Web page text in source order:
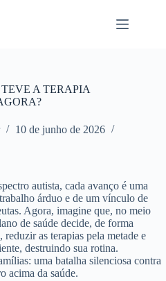
A TERAPIA
10 de junho de 2026
autista, cada avanço é uma
árduo e de um vínculo de
Agora, imagine que, no meio
de saúde decide, de forma
as terapias pela metade e
destruindo sua rotina.
uma batalha silenciosa contra
acima da saúde.